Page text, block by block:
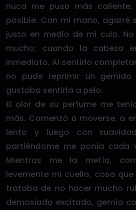
nuca me puso más
posible. Con mi mano, agarré
justo en medio de mi culo.
mucho; cuando la cabeza
inmediato. Al sentirlo
no pude reprimir un
gustaba sentirla a pelo.
El olor de su perfume me
más. Comenzó a moverse, a
lento y luego con
partiéndome me ponía cada
Mientras me la metía,
levemente mi cuello, cosa
trataba de no hacer mucho
demasiado excitado, gemía